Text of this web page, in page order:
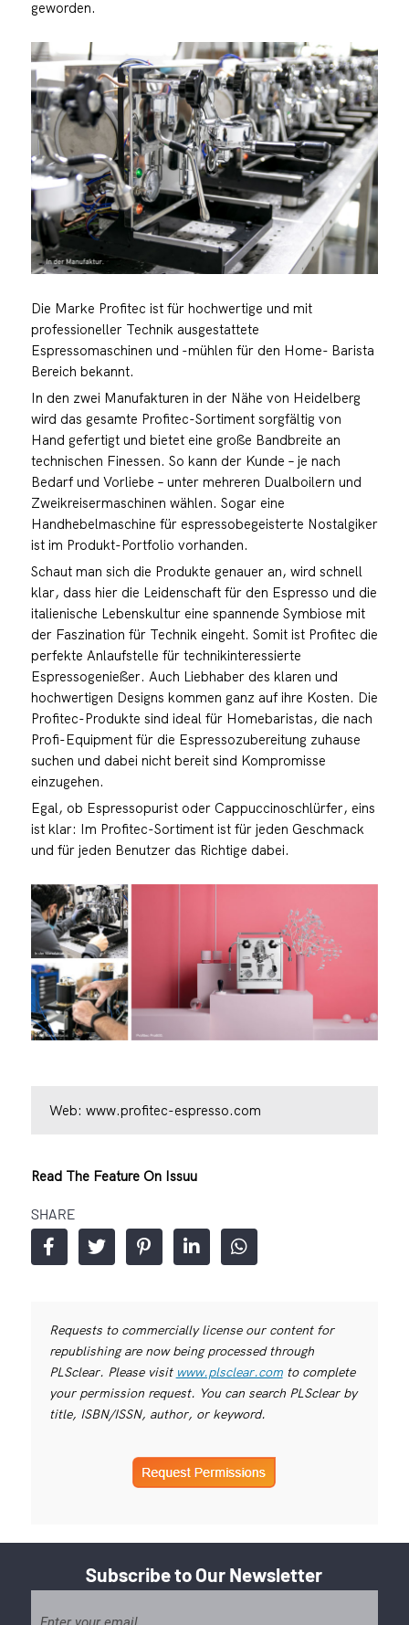
geworden.
Die Marke Profitec ist für hochwertige und mit
professioneller Technik ausgestattete
Espressomaschinen und -mühlen für den Home- Barista
Bereich bekannt.
In den zwei Manufakturen in der Nähe von Heidelberg
wird das gesamte Profitec-Sortiment sorgfältig von
Hand gefertigt und bietet eine große Bandbreite an
technischen Finessen. So kann der Kunde – je nach
Bedarf und Vorliebe – unter mehreren Dualboilern und
Zweikreisermaschinen wählen. Sogar eine
Handhebelmaschine für espressobegeisterte Nostalgiker
ist im Produkt-Portfolio vorhanden.
Schaut man sich die Produkte genauer an, wird schnell
klar, dass hier die Leidenschaft für den Espresso und die
italienische Lebenskultur eine spannende Symbiose mit
der Faszination für Technik eingeht. Somit ist Profitec die
perfekte Anlaufstelle für technikinteressierte
Espressogenießer. Auch Liebhaber des klaren und
hochwertigen Designs kommen ganz auf ihre Kosten. Die
Profitec-Produkte sind ideal für Homebaristas, die nach
Profi-Equipment für die Espressozubereitung zuhause
suchen und dabei nicht bereit sind Kompromisse
einzugehen.
Egal, ob Espressopurist oder Cappuccinoschlürfer, eins
ist klar: Im Profitec-Sortiment ist für jeden Geschmack
und für jeden Benutzer das Richtige dabei.
Web: www.profitec-espresso.com
Read The Feature On Issuu
SHARE
Requests to commercially license our content for
republishing are now being processed through
PLSclear. Please visit www.plsclear.comto complete
your permission request. You can search PLSclear by
title, ISBN/ISSN, author, or keyword.
Subscribe to Our Newsletter